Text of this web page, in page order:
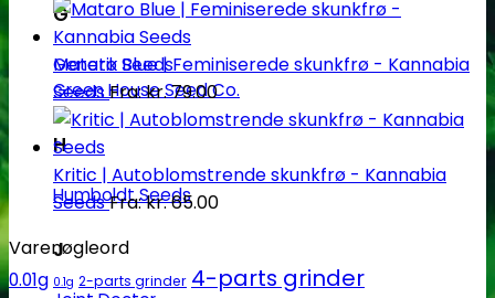
G
Genetik Seeds
Green House Seed Co.
H
Humboldt Seeds
J
Mataro Blue | Feminiserede skunkfrø - Kannabia
SeedsFra:kr.79.00
Kritic | Autoblomstrende skunkfrø - Kannabia
SeedsFra:kr.65.00
Varenøgleord
0.01g 0.1g 2-parts grinder 4-parts grinder